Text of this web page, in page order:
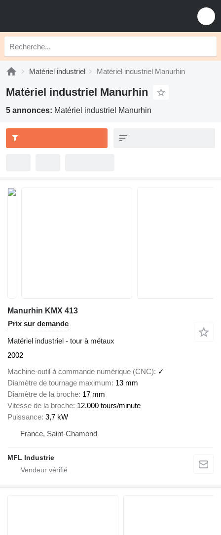
Matériel industriel Matériel industriel Manurhin
Matériel industriel Manurhin
5 annonces: Matériel industriel Manurhin
Manurhin KMX 413
Prix sur demande
Matériel industriel - tour à métaux
2002
Machine-outil à commande numérique (CNC)
✓
Diamètre de tournage maximum 13 mm
Diamètre de la broche 17 mm
Vitesse de la broche 12.000 tours/minute
Puissance 3,7 kW
France, Saint-Chamond
MFL Industrie